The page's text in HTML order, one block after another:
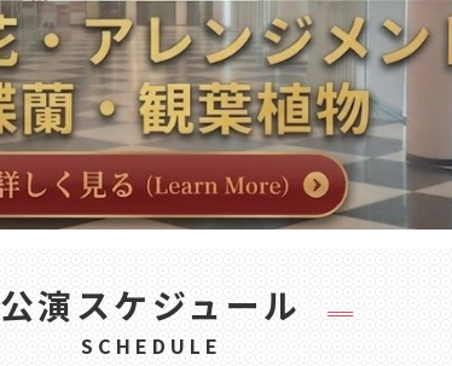
公演スケジュール
SCHEDULE